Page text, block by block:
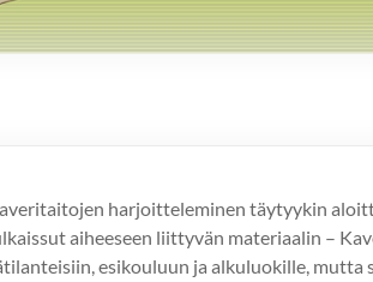
harjoitteleminen täytyykin
aiheeseen liittyvän materiaalin –
esikouluun ja alkuluokille, mutta